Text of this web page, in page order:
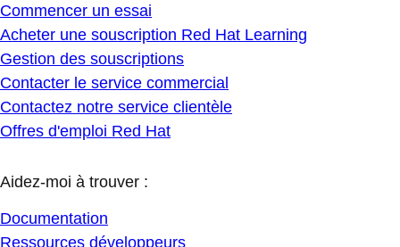
Commencer un essai
Acheter une souscription Red Hat Learning
Gestion des souscriptions
Contacter le service commercial
Contactez notre service clientèle
Offres d'emploi Red Hat
Aidez-moi à trouver :
Documentation
Ressources développeurs